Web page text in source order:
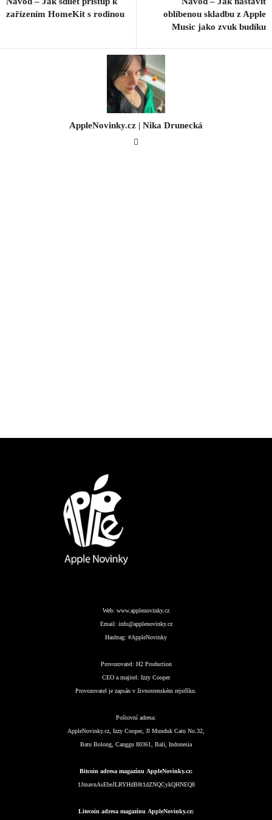
zařízením HomeKit s rodinou
oblíbenou skladbu z Apple
Music jako zvuk budíku
AppleNovinky.cz | Nika Drunecká
Web: www.applenovinky.cz
Email: info@applenovinky.cz
Hashtag: #AppleNovinky
Provozovatel: H2 Production
CEO a majitel: Izzy Cooper
Provozovatel je zapsán v živnostenském rejstříku.
Poštovní adresa:
AppleNovinky.cz, Izzy Cooper, Jl Munduk Catu No.32,
Batu Bolong, Canggu 80361, Bali, Indonesia
Bitcoin adresa magazínu AppleNovinky.cz:
1JmavnAsEbeJLRYHdB8t1dZNQCykQHNEQ8
Litecoin adresa magazínu AppleNovinky.cz: